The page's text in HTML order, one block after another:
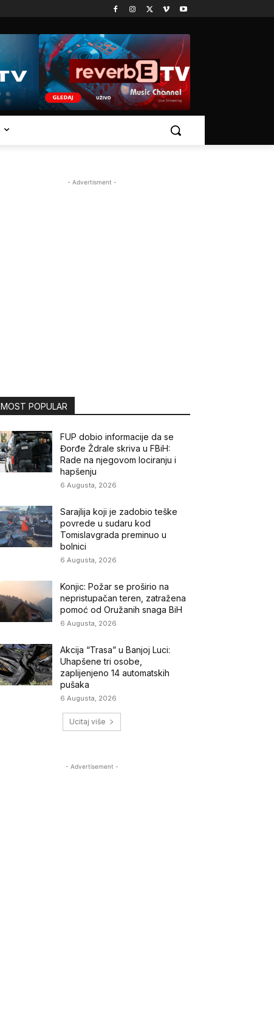
- Advertisment -
MOST POPULAR
FUP dobio informacije da se
Đorđe Ždrale skriva u FBiH:
Rade na njegovom lociranju i
hapšenju
6 Augusta, 2026
Sarajlija koji je zadobio teške
povrede u sudaru kod
Tomislavgrada preminuo u
bolnici
6 Augusta, 2026
Konjic: Požar se proširio na
nepristupačan teren, zatražena
pomoć od Oružanih snaga BiH
6 Augusta, 2026
Akcija “Trasa” u Banjoj Luci:
Uhapšene tri osobe,
zaplijenjeno 14 automatskih
pušaka
6 Augusta, 2026
Ucitaj više
- Advertisement -